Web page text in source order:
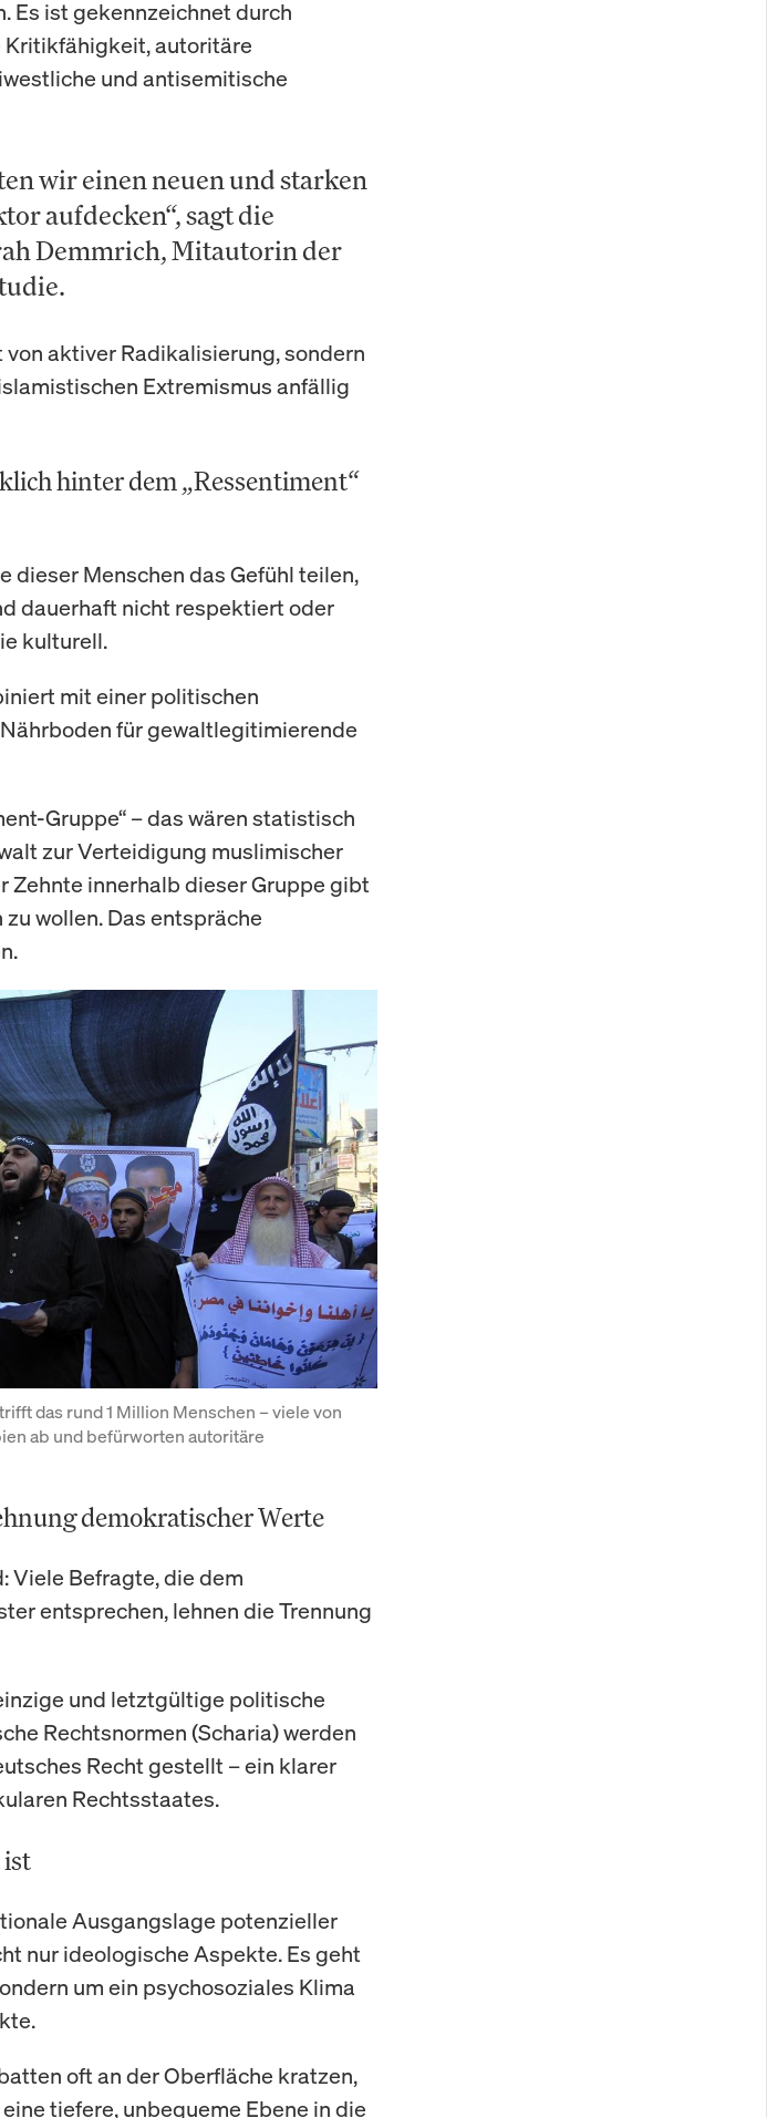
Es ist gekennzeichnet durch
autoritäre
und antisemitische
wir einen neuen und starken
aufdecken“, sagt die
Demmrich, Mitautorin der
aktiver Radikalisierung, sondern
Extremismus anfällig
hinter dem „Ressentiment“
dieser Menschen das Gefühl teilen,
dauerhaft nicht respektiert oder
kulturell.
mit einer politischen
für gewaltlegitimierende
Gruppe“ – das wären statistisch
zur Verteidigung muslimischer
Zehnte innerhalb dieser Gruppe gibt
wollen. Das entspräche
das rund 1 Million Menschen – viele von
ab und befürworten autoritäre
demokratischer Werte
Viele Befragte, die dem
entsprechen, lehnen die Trennung
und letztgültige politische
Rechtsnormen (Scharia) werden
Recht gestellt – ein klarer
Rechtsstaates.
ist
Ausgangslage potenzieller
nur ideologische Aspekte. Es geht
um ein psychosoziales Klima
oft an der Oberfläche kratzen,
tiefere, unbequeme Ebene in die